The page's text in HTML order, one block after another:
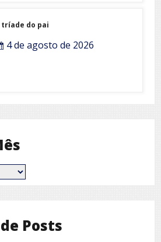
tríade do pai
4 de agosto de 2026
Posts